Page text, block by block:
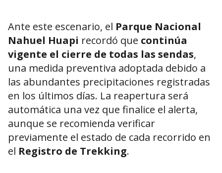
Ante este escenario, el Parque Nacional
Nahuel Huapi recordó que continúa
vigente el cierre de todas las sendas,
una medida preventiva adoptada debido a
las abundantes precipitaciones registradas
en los últimos días. La reapertura será
automática una vez que finalice el alerta,
aunque se recomienda verificar
previamente el estado de cada recorrido en
el Registro de Trekking.